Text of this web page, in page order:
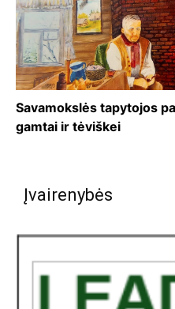
Savamokslės tapytojos
gamtai ir tėviškei
Įvairenybės